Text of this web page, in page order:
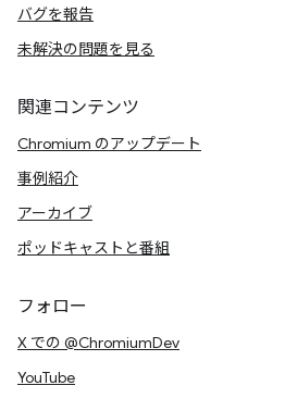
バグを報告
未解決の問題を見る
関連コンテンツ
Chromium のアップデート
事例紹介
アーカイブ
ポッドキャストと番組
フォロー
X での @ChromiumDev
YouTube